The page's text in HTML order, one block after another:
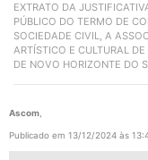
EXTRATO DA
PÚBLICO DO TERMO DE
SOCIEDADE CIVIL, A
ARTÍSTICO E CULTURAL
DE NOVO HORIZONTE DO
Ascom,
Publicado em 13/12/2024 às